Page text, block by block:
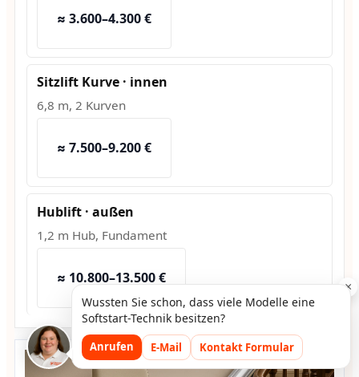
≈ 3.600–4.300 €
Sitzlift Kurve · innen
6,8 m, 2 Kurven
≈ 7.500–9.200 €
Hublift · außen
1,2 m Hub, Fundament
≈ 10.800–13.500 €
×
Wussten Sie schon, dass viele Modelle eine
Softstart-Technik besitzen?
Anrufen E-Mail Kontakt Formular